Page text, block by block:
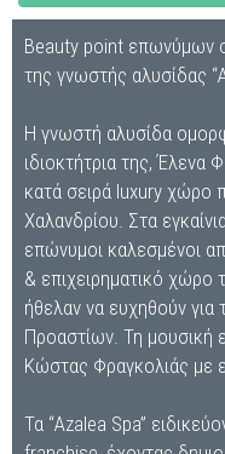
Beauty point επωνύμων
της γνωστής αλυσίδας
Η γνωστή αλυσίδα
ιδιοκτήτρια της, Έλενα
κατά σειρά luxury χώρο
Χαλανδρίου. Στα
επώνυμοι καλεσμένοι
& επιχειρηματικό χώρο
ήθελαν να ευχηθούν
Προαστίων. Τη μουσική
Κώστας Φραγκολιάς με
Τα “Azalea Spa”